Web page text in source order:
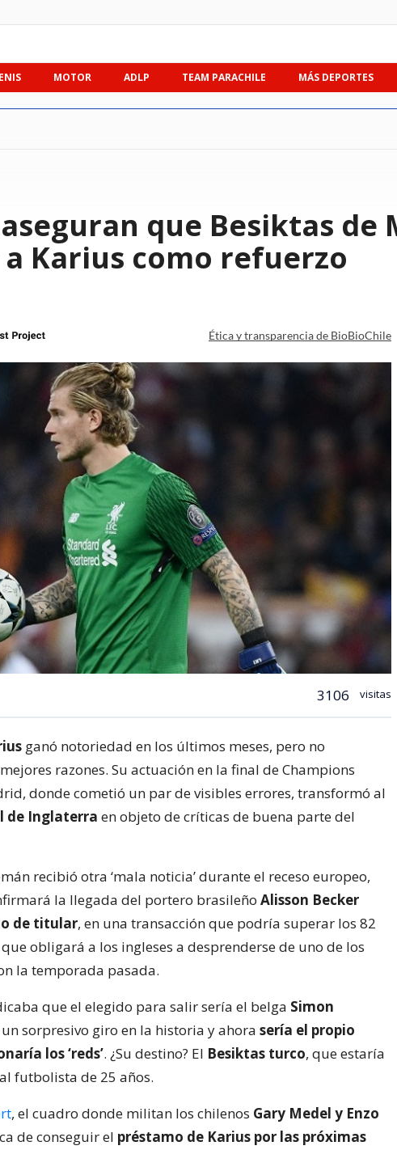
MOTOR ADLP TEAM PARACHILE MÁS DEPORTES
que Besiktas de
Karius como refuerzo
Ética y transparencia de BioBioChile
3106 visitas
ganó notoriedad en los últimos meses, pero no
razones. Su actuación en la final de Champions
donde cometió un par de visibles errores, transformó al
de Inglaterra en objeto de críticas de buena parte del
recibió otra ‘mala noticia’ durante el receso europeo,
la llegada del portero brasileño Alisson Becker
de titular, en una transacción que podría superar los 82
obligará a los ingleses a desprenderse de uno de los
la temporada pasada.
que el elegido para salir sería el belga Simon
sorpresivo giro en la historia y ahora sería el propio
los ‘reds’. ¿Su destino? El Besiktas turco, que estaría
futbolista de 25 años.
, el cuadro donde militan los chilenos Gary Medel y Enzo
de conseguir el préstamo de Karius por las próximas